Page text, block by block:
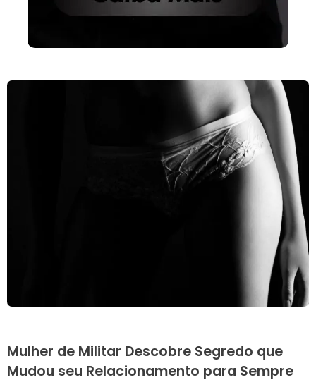
Mulher de Militar Descobre Segredo que
Mudou seu Relacionamento para Sempre